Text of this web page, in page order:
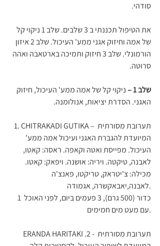
סודהי.
את הטיפול תכננתי ב 3 שלבים. שלב 1 ניקוי קל
של אמה וחיזוק אגני ממע' העיכול. שלב 2 איזון
הורמונלי. שלב 3 חיזוק ותמיכה בארטאבה ואהה
סרוטה.
שלב 1 –
ניקוי קל של אמה ממע' העיכול, חיזוק
האגני. הסדרת יציאות, אנולומנה.
1. CHITRAKADI GUTIKA – תערובת מסורתית
המיועדת להגברת האגני ועיכול אמה ממע'
העיכול. מפייסת ואטה וקאפה. ראסה: קאטו,
לאבנה, טיקטה. ויריה: אושנה. ויפאק: קאטו.
מכילה: צ'יטראק, טריקטו, פאנצ'ה
לאבנה,יאבאקשרה, אגמודה.
1 כדור (500 גרם), 3 פעמים ביום, לפני האוכל
עם מעט מים חמימים.
ERANDA HARITAKI .2 - תערובת מסורתית